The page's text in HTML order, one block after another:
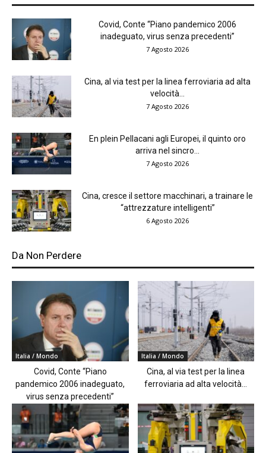
Covid, Conte “Piano pandemico 2006
inadeguato, virus senza precedenti”
7 Agosto 2026
Cina, al via test per la linea ferroviaria ad alta
velocità...
7 Agosto 2026
En plein Pellacani agli Europei, il quinto oro
arriva nel sincro...
7 Agosto 2026
Cina, cresce il settore macchinari, a trainare le
“attrezzature intelligenti”
6 Agosto 2026
Da Non Perdere
Italia / Mondo
Covid, Conte “Piano
pandemico 2006 inadeguato,
virus senza precedenti”
Italia / Mondo
Cina, al via test per la linea
ferroviaria ad alta velocità...